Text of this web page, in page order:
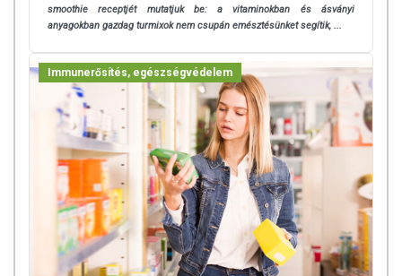
smoothie receptjét mutatjuk be: a vitaminokban és ásványi
anyagokban gazdag turmixok nem csupán emésztésünket segítik, ...
Immunerősítés, egészségvédelem